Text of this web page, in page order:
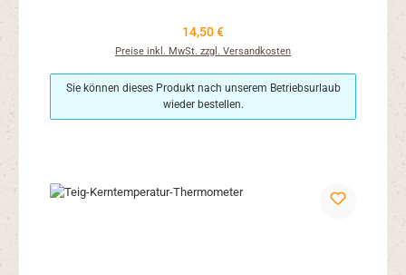
Regulärer Preis:
14,50 €
Preise inkl. MwSt. zzgl. Versandkosten
Sie können dieses Produkt nach unserem Betriebsurlaub
wieder bestellen.